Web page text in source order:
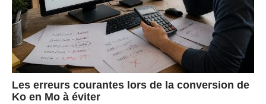
Les erreurs courantes lors de la conversion de
Ko en Mo à éviter